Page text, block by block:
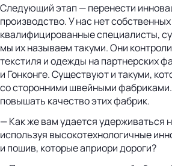
Следующий этап — перенести
производство. У нас нет
квалифицированные специалисты,
мы их называем такуми. Они
текстиля и одежды на партнерских
и Гонконге. Существуют и такуми,
со сторонними швейными
повышать качество этих фабрик.
— Как же вам удается удерживаться
используя высокотехнологичные
и пошив, которые априори дороги?